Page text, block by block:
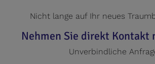
Nicht lange auf Ihr neues
Nehmen Sie direkt Kontakt
Unverbindliche